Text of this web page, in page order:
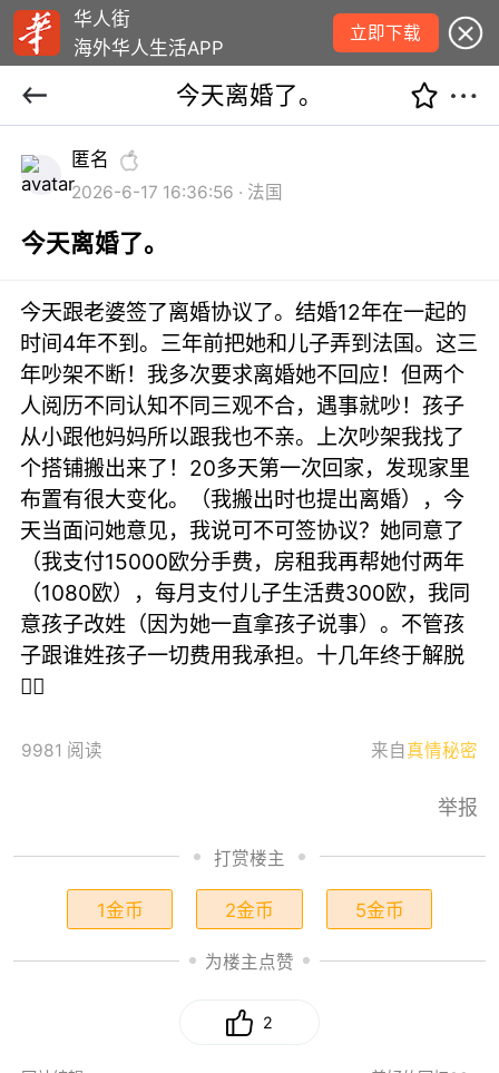
华人街
海外华人生活APP
立即下载
今天离婚了。
匿名
2026-6-17 16:36:56 · 法国
今天离婚了。
今天跟老婆签了离婚协议了。结婚12年在一起的
时间4年不到。三年前把她和儿子弄到法国。这三
年吵架不断！我多次要求离婚她不回应！但两个
人阅历不同认知不同三观不合，遇事就吵！孩子
从小跟他妈妈所以跟我也不亲。上次吵架我找了
个搭铺搬出来了！20多天第一次回家，发现家里
布置有很大变化。（我搬出时也提出离婚），今
天当面问她意见，我说可不可签协议？她同意了
（我支付15000欧分手费，房租我再帮她付两年
（1080欧），每月支付儿子生活费300欧，我同
意孩子改姓（因为她一直拿孩子说事）。不管孩
子跟谁姓孩子一切费用我承担。十几年终于解脱
😮‍💨
9981 阅读 来自真情秘密
举报
打赏楼主
1金币 2金币 5金币
为楼主点赞
2